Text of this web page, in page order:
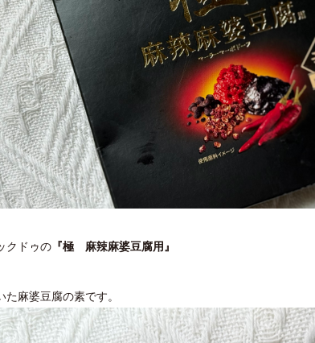
クドゥの 『極 麻辣麻婆豆腐用』
た麻婆豆腐の素です。